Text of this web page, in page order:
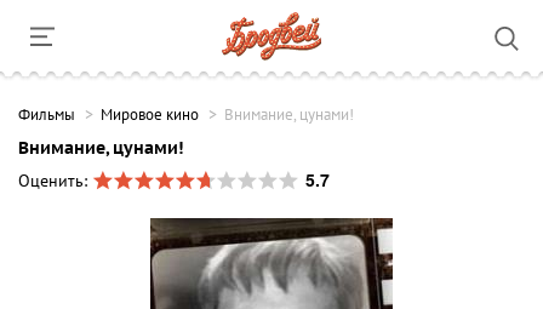
Фильмы Мировое кино Внимание, цунами!
Внимание, цунами!
Оценить:
5.7